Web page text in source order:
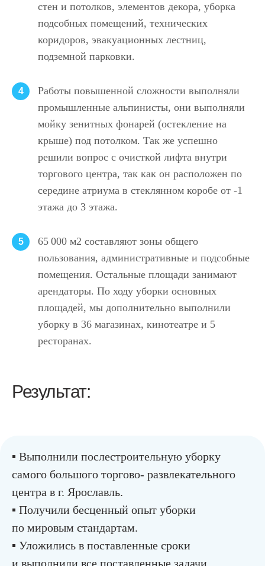
стен и потолков, элементов декора, уборка
подсобных помещений, технических
коридоров, эвакуационных лестниц,
подземной парковки.
4
Работы повышенной сложности выполняли
промышленные альпинисты, они выполняли
мойку зенитных фонарей (остекление на
крыше) под потолком. Так же успешно
решили вопрос с очисткой лифта внутри
торгового центра, так как он расположен по
середине атриума в стеклянном коробе от -1
этажа до 3 этажа.
5
65 000 м2 составляют зоны общего
пользования, административные и подсобные
помещения. Остальные площади занимают
арендаторы. По ходу уборки основных
площадей, мы дополнительно выполнили
уборку в 36 магазинах, кинотеатре и 5
ресторанах.
Результат:
▪︎ Выполнили послестроительную уборку
самого большого торгово- развлекательного
центра в г. Ярославль.
▪︎ Получили бесценный опыт уборки
по мировым стандартам.
▪︎ Уложились в поставленные сроки
и выполнили все поставленные задачи.